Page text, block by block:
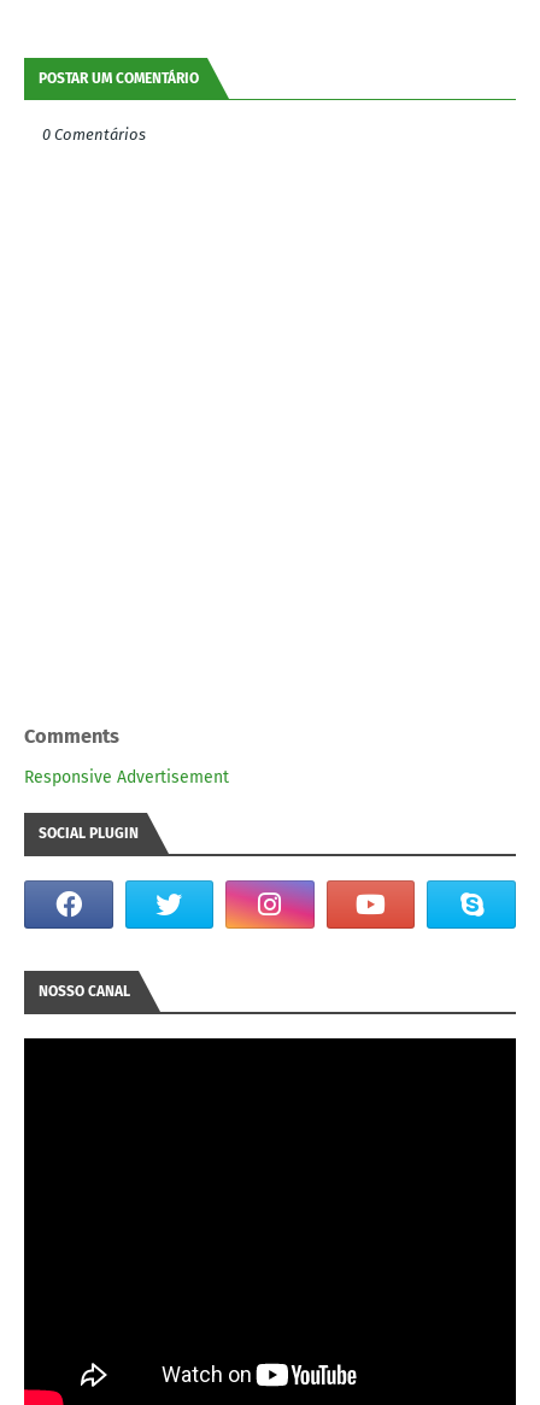
POSTAR UM COMENTÁRIO
0 Comentários
Comments
Responsive Advertisement
SOCIAL PLUGIN
NOSSO CANAL